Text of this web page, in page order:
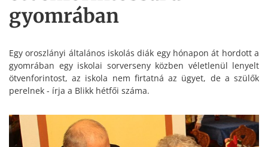
gyomrában
Egy oroszlányi általános iskolás diák egy hónapon át hordott a
gyomrában egy iskolai sorverseny közben véletlenül lenyelt
ötvenforintost, az iskola nem firtatná az ügyet, de a szülők
perelnek - írja a Blikk hétfői száma.